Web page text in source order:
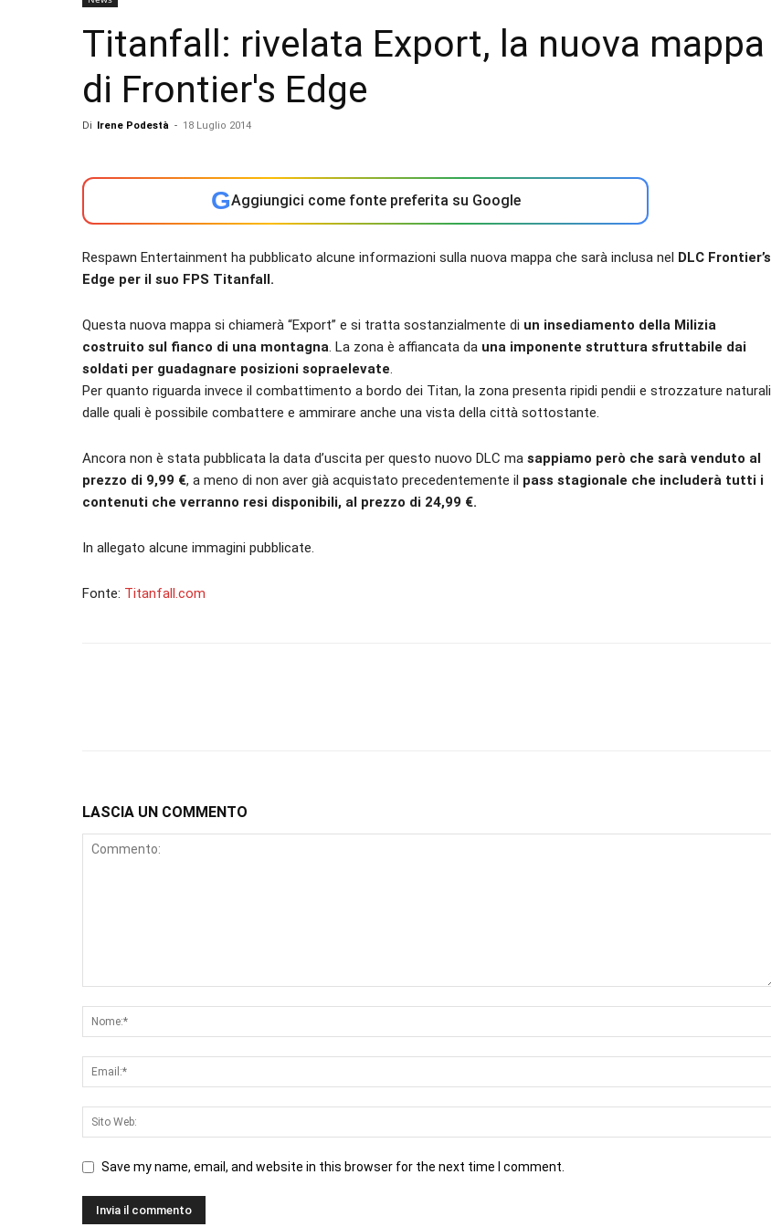
Titanfall: rivelata Export, la nuova mappa
di Frontier's Edge
Di Irene Podestà - 18 Luglio 2014
GAggiungici come fonte preferita su Google
Respawn Entertainment ha pubblicato alcune informazioni sulla nuova mappa che sarà inclusa nel DLC Frontier’s
Edge per il suo FPS Titanfall.
Questa nuova mappa si chiamerà “Export” e si tratta sostanzialmente di un insediamento della Milizia
costruito sul fianco di una montagna. La zona è affiancata da una imponente struttura sfruttabile dai
soldati per guadagnare posizioni sopraelevate.
Per quanto riguarda invece il combattimento a bordo dei Titan, la zona presenta ripidi pendii e strozzature naturali
dalle quali è possibile combattere e ammirare anche una vista della città sottostante.
Ancora non è stata pubblicata la data d’uscita per questo nuovo DLC ma sappiamo però che sarà venduto al
prezzo di 9,99 €, a meno di non aver già acquistato precedentemente il pass stagionale che includerà tutti i
contenuti che verranno resi disponibili, al prezzo di 24,99 €.
In allegato alcune immagini pubblicate.
Fonte: Titanfall.com
LASCIA UN COMMENTO
Save my name, email, and website in this browser for the next time I comment.